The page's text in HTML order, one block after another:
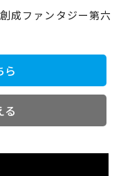
成ファンタジー第六
ら
る